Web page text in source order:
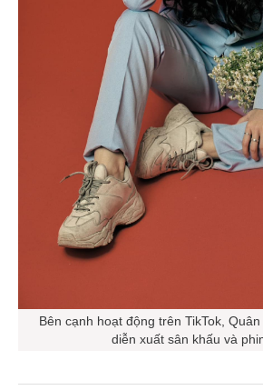
Bên cạnh hoạt động trên TikTok,
diễn xuất sân khấu và